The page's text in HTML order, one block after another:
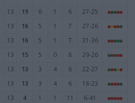
13 19 6 1 6
27-25
13 16 5 1 7
27-26
13 16 5 1 7
31-36
13 15 5 0 8
29-26
13 13 3 4 6
22-27
13 13 3 4 6
18-23
13 4 1 1 11 6-41